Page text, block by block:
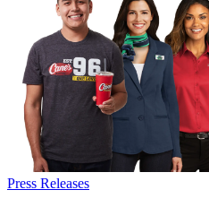
Press Releases